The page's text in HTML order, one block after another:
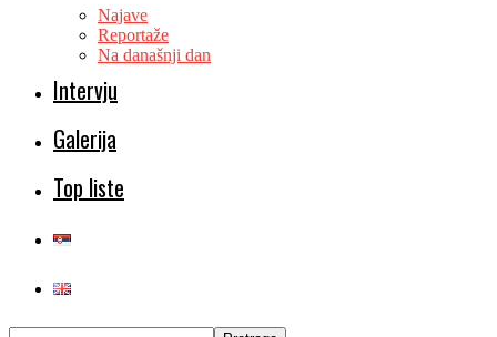
Najave
Reportaže
Na današnji dan
Intervju
Galerija
Top liste